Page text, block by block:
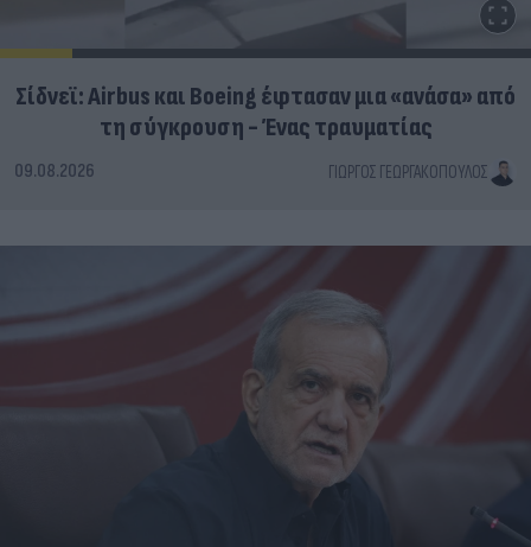
Σίδνεϊ: Airbus και Boeing έφτασαν μια «ανάσα» από
τη σύγκρουση - Ένας τραυματίας
09.08.2026 ΓΙΏΡΓΟΣ ΓΕΩΡΓΑΚΌΠΟΥΛΟΣ